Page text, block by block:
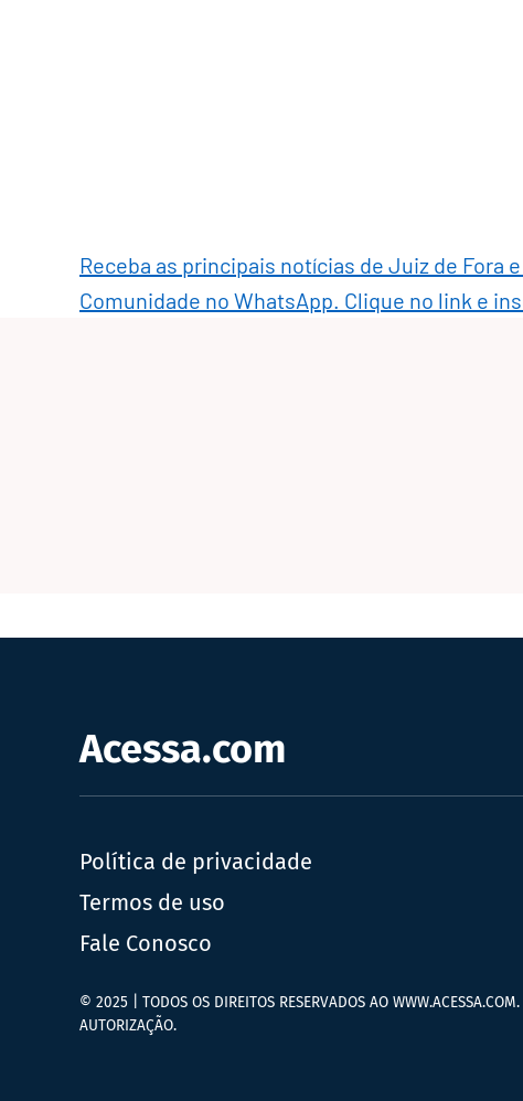
Receba as principais notícias de Juiz de Fora
Comunidade no WhatsApp. Clique no link e
Acessa.com
Política de privacidade
Termos de uso
Fale Conosco
© 2025 | TODOS OS DIREITOS RESERVADOS AO
AUTORIZAÇÃO.